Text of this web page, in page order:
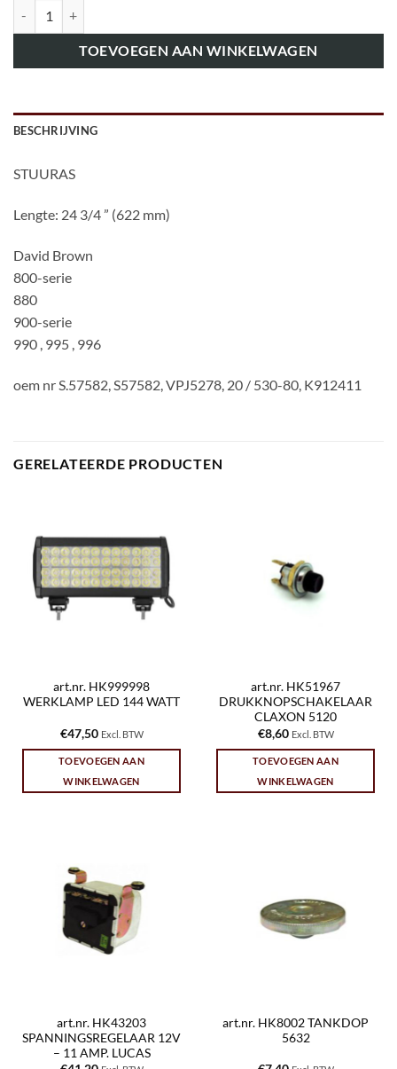
TOEVOEGEN AAN WINKELWAGEN
BESCHRIJVING
STUURAS
Lengte: 24 3/4 ” (622 mm)
David Brown
800-serie
880
900-serie
990 , 995 , 996
oem nr S.57582, S57582, VPJ5278, 20 / 530-80, K912411
GERELATEERDE PRODUCTEN
art.nr. HK999998
WERKLAMP LED 144 WATT
€47,50 Excl. BTW
TOEVOEGEN AAN
WINKELWAGEN
art.nr. HK51967
DRUKKNOPSCHAKELAAR
CLAXON 5120
€8,60 Excl. BTW
TOEVOEGEN AAN
WINKELWAGEN
art.nr. HK43203
SPANNINGSREGELAAR 12V
– 11 AMP. LUCAS
art.nr. HK8002 TANKDOP
5632